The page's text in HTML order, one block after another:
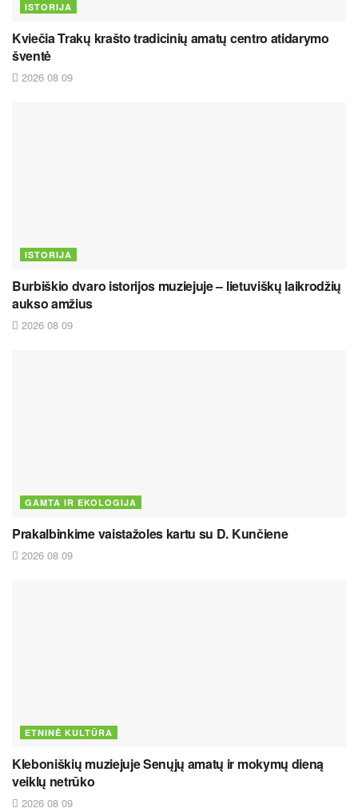
ISTORIJA
Kviečia Trakų krašto tradicinių amatų centro atidarymo
šventė
2026 08 09
ISTORIJA
Burbiškio dvaro istorijos muziejuje – lietuviškų laikrodžių
aukso amžius
2026 08 09
GAMTA IR EKOLOGIJA
Prakalbinkime vaistažoles kartu su D. Kunčiene
2026 08 09
ETNINĖ KULTŪRA
Kleboniškių muziejuje Senųjų amatų ir mokymų dieną
veiklų netrūko
2026 08 09